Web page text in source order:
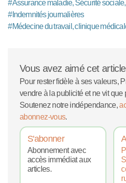
#Assurance maladie, Sécurité
#Indemnités journalières
#Médecine du travail, clinique
Vous avez aimé cet
Pour rester fidèle à ses valeurs,
vendre à la publicité et ne vit que
Soutenez notre indépendance,
abonnez-vous.
S'abonner
Abonnement avec
accès immédiat aux
articles.